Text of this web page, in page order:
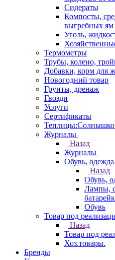
Сидераты
Компосты,
выгребных ям
Уголь,
Термометры
Трубы, колено,
Добавки, корм для
Новогодний товар
Грунты, дренаж
Гвозди
Услуги
Сертификаты
Журналы
Назад
Журналы
Обувь, одежда
Назад
Обувь,
Лампы,
Обувь
Товар под
Назад
Товар под
Хоз.товары.
Бренды